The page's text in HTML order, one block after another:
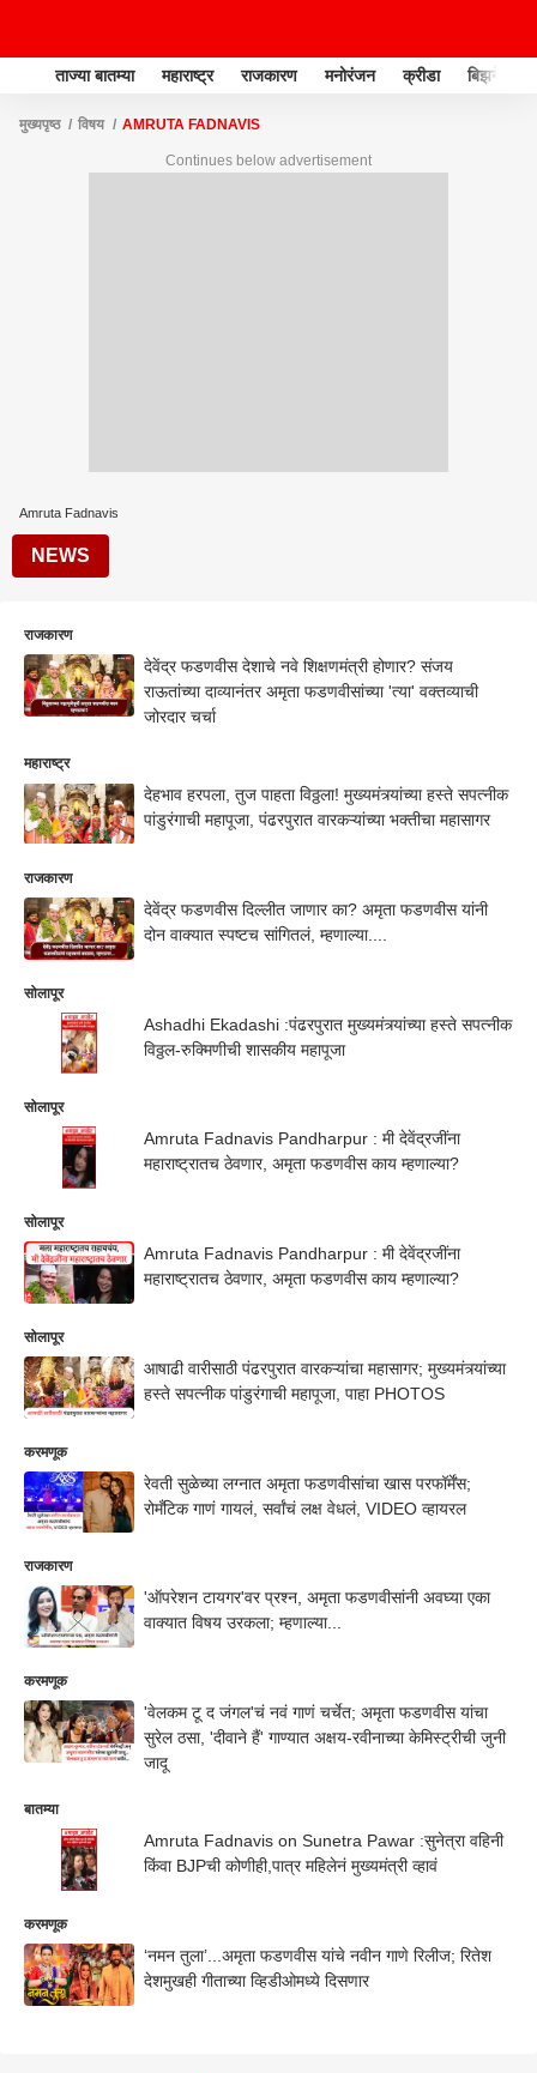
ताज्या बातम्या महाराष्ट्र राजकारण मनोरंजन क्रीडा बिझनेस
मुख्यपृष्ठ विषय AMRUTA FADNAVIS
Continues below advertisement
Amruta Fadnavis
NEWS
राजकारण
देवेंद्र फडणवीस देशाचे नवे शिक्षणमंत्री होणार? संजय
राऊतांच्या दाव्यानंतर अमृता फडणवीसांच्या 'त्या' वक्तव्याची
जोरदार चर्चा
महाराष्ट्र
देहभाव हरपला, तुज पाहता विठ्ठला! मुख्यमंत्र्यांच्या हस्ते सपत्नीक
पांडुरंगाची महापूजा, पंढरपुरात वारकऱ्यांच्या भक्तीचा महासागर
राजकारण
देवेंद्र फडणवीस दिल्लीत जाणार का? अमृता फडणवीस यांनी
दोन वाक्यात स्पष्टच सांगितलं, म्हणाल्या....
सोलापूर
Ashadhi Ekadashi :पंढरपुरात मुख्यमंत्र्यांच्या हस्ते सपत्नीक
विठ्ठल-रुक्मिणीची शासकीय महापूजा
सोलापूर
Amruta Fadnavis Pandharpur : मी देवेंद्रजींना
महाराष्ट्रातच ठेवणार, अमृता फडणवीस काय म्हणाल्या?
सोलापूर
Amruta Fadnavis Pandharpur : मी देवेंद्रजींना
महाराष्ट्रातच ठेवणार, अमृता फडणवीस काय म्हणाल्या?
सोलापूर
आषाढी वारीसाठी पंढरपुरात वारकऱ्यांचा महासागर; मुख्यमंत्र्यांच्या
हस्ते सपत्नीक पांडुरंगाची महापूजा, पाहा PHOTOS
करमणूक
रेवती सुळेच्या लग्नात अमृता फडणवीसांचा खास परफॉर्मेंस;
रोमँटिक गाणं गायलं, सर्वांचं लक्ष वेधलं, VIDEO व्हायरल
राजकारण
'ऑपरेशन टायगर'वर प्रश्न, अमृता फडणवीसांनी अवघ्या एका
वाक्यात विषय उरकला; म्हणाल्या...
करमणूक
'वेलकम टू द जंगल'चं नवं गाणं चर्चेत; अमृता फडणवीस यांचा
सुरेल ठसा, 'दीवाने हैं' गाण्यात अक्षय-रवीनाच्या केमिस्ट्रीची जुनी
जादू
बातम्या
Amruta Fadnavis on Sunetra Pawar :सुनेत्रा वहिनी
किंवा BJPची कोणीही,पात्र महिलेनं मुख्यमंत्री व्हावं
करमणूक
‘नमन तुला’...अमृता फडणवीस यांचे नवीन गाणे रिलीज; रितेश
देशमुखही गीताच्या व्हिडीओमध्ये दिसणार